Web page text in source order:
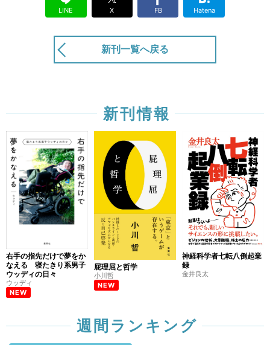
LINE X FB Hatena
新刊一覧へ戻る
新刊情報
右手の指先だけで夢をか
なえる 寝たきり系男子
ウッディの日々
ウッディ
NEW
屁理屈と哲学
小川哲
NEW
神経科学者七転八倒起業
録
金井良太
週間ランキング